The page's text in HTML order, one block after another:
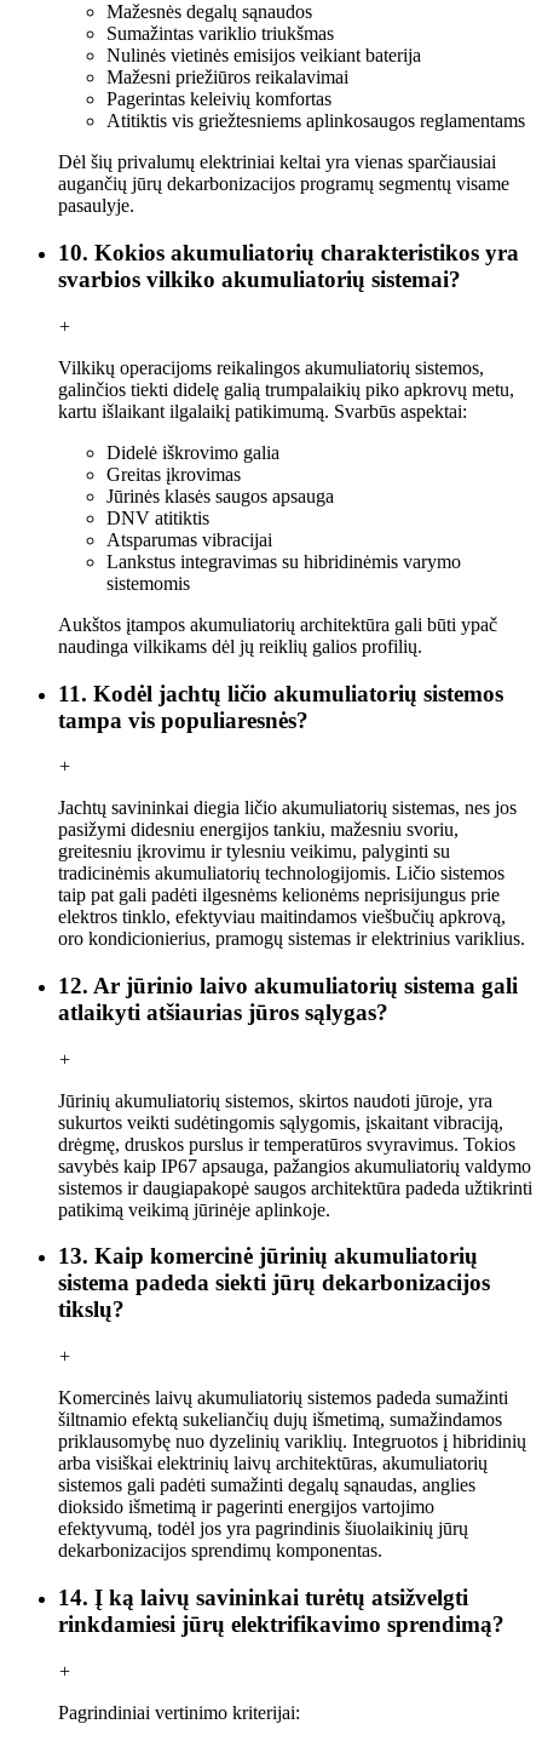
Mažesnės degalų sąnaudos
Sumažintas variklio triukšmas
Nulinės vietinės emisijos veikiant baterija
Mažesni priežiūros reikalavimai
Pagerintas keleivių komfortas
Atitiktis vis griežtesniems aplinkosaugos reglamentams
Dėl šių privalumų elektriniai keltai yra vienas sparčiausiai
augančių jūrų dekarbonizacijos programų segmentų visame
pasaulyje.
10. Kokios akumuliatorių charakteristikos yra
svarbios vilkiko akumuliatorių sistemai?
+
Vilkikų operacijoms reikalingos akumuliatorių sistemos,
galinčios tiekti didelę galią trumpalaikių piko apkrovų metu,
kartu išlaikant ilgalaikį patikimumą. Svarbūs aspektai:
Didelė iškrovimo galia
Greitas įkrovimas
Jūrinės klasės saugos apsauga
DNV atitiktis
Atsparumas vibracijai
Lankstus integravimas su hibridinėmis varymo
sistemomis
Aukštos įtampos akumuliatorių architektūra gali būti ypač
naudinga vilkikams dėl jų reiklių galios profilių.
11. Kodėl jachtų ličio akumuliatorių sistemos
tampa vis populiaresnės?
+
Jachtų savininkai diegia ličio akumuliatorių sistemas, nes jos
pasižymi didesniu energijos tankiu, mažesniu svoriu,
greitesniu įkrovimu ir tylesniu veikimu, palyginti su
tradicinėmis akumuliatorių technologijomis. Ličio sistemos
taip pat gali padėti ilgesnėms kelionėms neprisijungus prie
elektros tinklo, efektyviau maitindamos viešbučių apkrovą,
oro kondicionierius, pramogų sistemas ir elektrinius variklius.
12. Ar jūrinio laivo akumuliatorių sistema gali
atlaikyti atšiaurias jūros sąlygas?
+
Jūrinių akumuliatorių sistemos, skirtos naudoti jūroje, yra
sukurtos veikti sudėtingomis sąlygomis, įskaitant vibraciją,
drėgmę, druskos purslus ir temperatūros svyravimus. Tokios
savybės kaip IP67 apsauga, pažangios akumuliatorių valdymo
sistemos ir daugiapakopė saugos architektūra padeda užtikrinti
patikimą veikimą jūrinėje aplinkoje.
13. Kaip komercinė jūrinių akumuliatorių
sistema padeda siekti jūrų dekarbonizacijos
tikslų?
+
Komercinės laivų akumuliatorių sistemos padeda sumažinti
šiltnamio efektą sukeliančių dujų išmetimą, sumažindamos
priklausomybę nuo dyzelinių variklių. Integruotos į hibridinių
arba visiškai elektrinių laivų architektūras, akumuliatorių
sistemos gali padėti sumažinti degalų sąnaudas, anglies
dioksido išmetimą ir pagerinti energijos vartojimo
efektyvumą, todėl jos yra pagrindinis šiuolaikinių jūrų
dekarbonizacijos sprendimų komponentas.
14. Į ką laivų savininkai turėtų atsižvelgti
rinkdamiesi jūrų elektrifikavimo sprendimą?
+
Pagrindiniai vertinimo kriterijai: